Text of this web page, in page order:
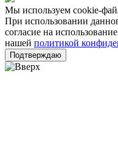
Мы используем cookie-
При использовании
согласие на
нашей политикой
Подтверждаю